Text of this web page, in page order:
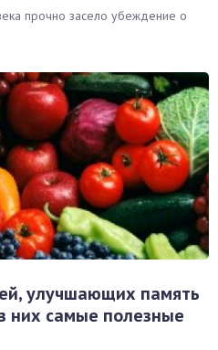
прочно засело убеждение о
улучшающих память
них самые полезные